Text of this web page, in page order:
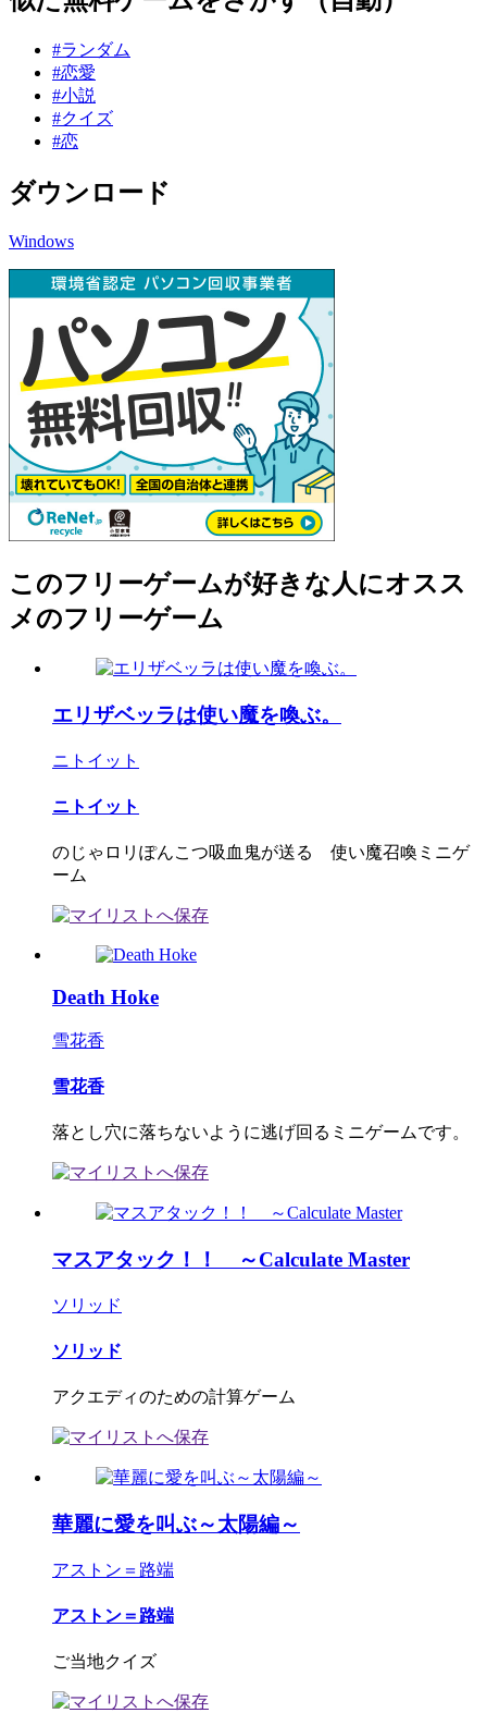
#ランダム
#恋愛
#小説
#クイズ
#恋
ダウンロード
Windows
このフリーゲームが好きな人にオスス
メのフリーゲーム
エリザベッラは使い魔を喚ぶ。
ニトイット
ニトイット
のじゃロリぽんこつ吸血鬼が送る 使い魔召喚ミニゲ
ーム
Death Hoke
雪花香
雪花香
落とし穴に落ちないように逃げ回るミニゲームです。
マスアタック！！ ～Calculate Master
ソリッド
ソリッド
アクエディのための計算ゲーム
華麗に愛を叫ぶ～太陽編～
アストン＝路端
アストン＝路端
ご当地クイズ